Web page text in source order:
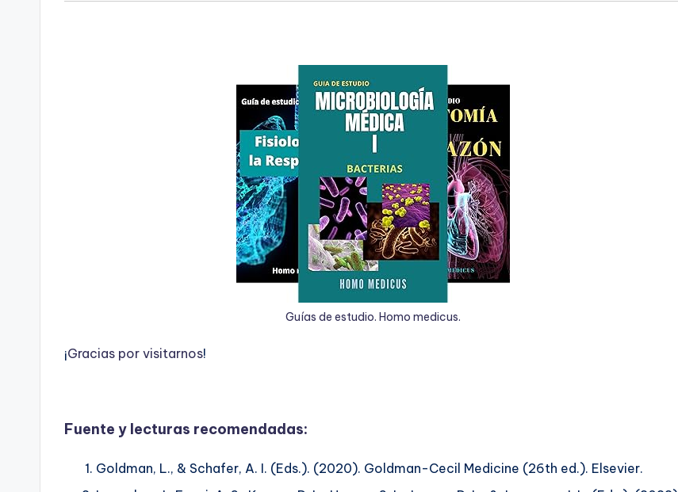
Guías de estudio. Homo medicus.
¡Gracias por visitarnos!
Fuente y lecturas recomendadas:
Goldman, L., & Schafer, A. I. (Eds.). (2020). Goldman-Cecil Medicine (26th ed.). Elsevier.